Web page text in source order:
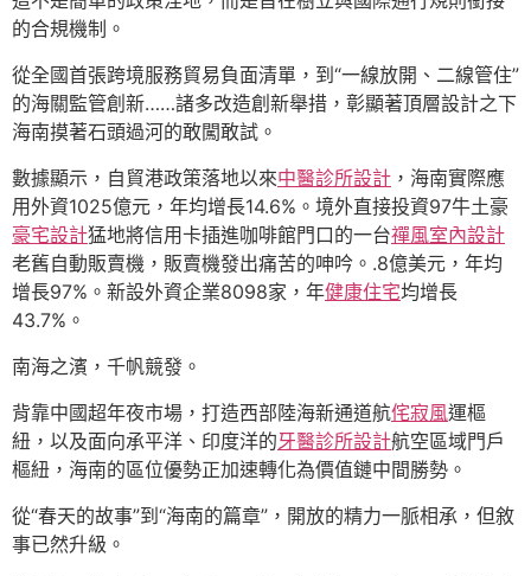
的合規機制。
從全國首張跨境服務貿易負面清單，到“一線放開、二線管住”
的海關監管創新……諸多改造創新舉措，彰顯著頂層設計之下
海南摸著石頭過河的敢闖敢試。
數據顯示，自貿港政策落地以來中醫診所設計 ，海南實際應
用外資1025億元，年均增長14.6%。境外直接投資97牛土豪
豪宅設計猛地將信用卡插進咖啡館門口的一台禪風室內設計
老舊自動販賣機，販賣機發出痛苦的呻吟。.8億美元，年均
增長97%。新設外資企業8098家，年健康住宅均增長
43.7%。
南海之濱，千帆競發。
背靠中國超年夜市場，打造西部陸海新通道航侘寂風運樞
紐，以及面向承平洋、印度洋的牙醫診所設計航空區域門戶
樞紐，海南的區位優勢正加速轉化為價值鏈中間勝勢。
從“春天的故事”到“海南的篇章”，開放的精力一脈相承，但敘
事已然升級。